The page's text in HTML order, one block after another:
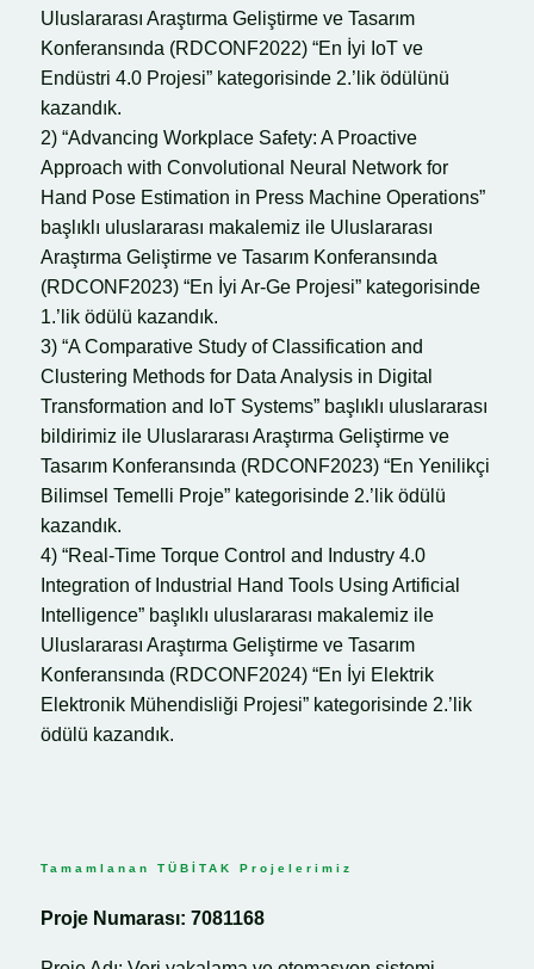
Uluslararası Araştırma Geliştirme ve Tasarım
Konferansında (RDCONF2022) “En İyi IoT ve
Endüstri 4.0 Projesi” kategorisinde 2.’lik ödülünü
kazandık.
2) “Advancing Workplace Safety: A Proactive
Approach with Convolutional Neural Network for
Hand Pose Estimation in Press Machine Operations”
başlıklı uluslararası makalemiz ile Uluslararası
Araştırma Geliştirme ve Tasarım Konferansında
(RDCONF2023) “En İyi Ar-Ge Projesi” kategorisinde
1.’lik ödülü kazandık.
3) “A Comparative Study of Classification and
Clustering Methods for Data Analysis in Digital
Transformation and IoT Systems” başlıklı uluslararası
bildirimiz ile Uluslararası Araştırma Geliştirme ve
Tasarım Konferansında (RDCONF2023) “En Yenilikçi
Bilimsel Temelli Proje” kategorisinde 2.’lik ödülü
kazandık.
4) “Real-Time Torque Control and Industry 4.0
Integration of Industrial Hand Tools Using Artificial
Intelligence” başlıklı uluslararası makalemiz ile
Uluslararası Araştırma Geliştirme ve Tasarım
Konferansında (RDCONF2024) “En İyi Elektrik
Elektronik Mühendisliği Projesi” kategorisinde 2.’lik
ödülü kazandık.
Tamamlanan TÜBİTAK Projelerimiz
Proje Numarası: 7081168